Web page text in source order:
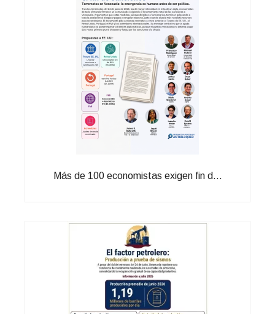
Más de 100 economistas exigen fin d...